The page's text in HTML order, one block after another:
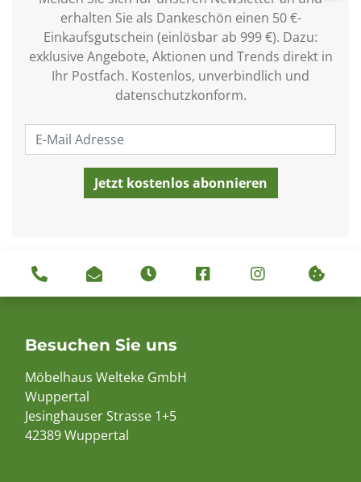
erhalten Sie als Dankeschön einen 50 €-
Einkaufsgutschein (einlösbar ab 999 €). Dazu:
exklusive Angebote, Aktionen und Trends direkt in
Ihr Postfach. Kostenlos, unverbindlich und
datenschutzkonform.
Besuchen Sie uns
Möbelhaus Welteke GmbH
Wuppertal
Jesinghauser Strasse 1+5
42389 Wuppertal